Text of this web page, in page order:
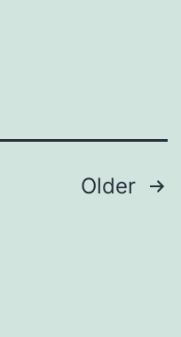
Older